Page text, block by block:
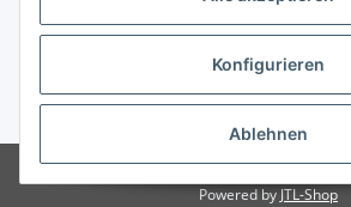
Konfigurieren
Ablehnen
* Alle Preise inkl. gesetzlicher MwSt., zzgl.
Powered by JTL-Shop